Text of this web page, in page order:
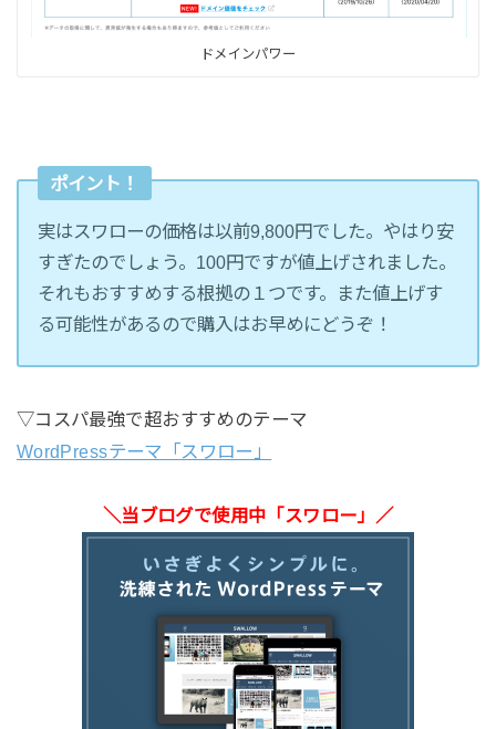
ドメインパワー
ポイント！
実はスワローの価格は以前9,800円でした。やはり安
すぎたのでしょう。100円ですが値上げされました。
それもおすすめする根拠の１つです。また値上げす
る可能性があるので購入はお早めにどうぞ！
▽コスパ最強で超おすすめのテーマ
WordPressテーマ「スワロー」
＼当ブログで使用中「スワロー」／